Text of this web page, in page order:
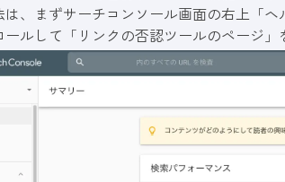
、まずサーチコンソール画面の右上「ヘ
ルして「リンクの否認ツールのページ」